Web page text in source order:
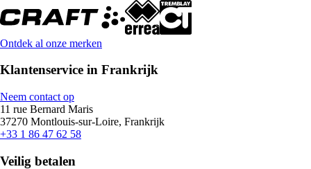
Ontdek al onze merken
Klantenservice in Frankrijk
Neem contact op
11 rue Bernard Maris
37270 Montlouis-sur-Loire, Frankrijk
+33 1 86 47 62 58
Veilig betalen